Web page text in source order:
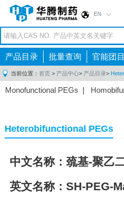
EN
产品目录 批量查询 官能团
当前位置： 首页 > 产品中心> 产品目录>
Monofunctional PEGs |
Heterobifunctional PEGs
中文名称：巯基-聚乙
英文名称：SH-PEG-